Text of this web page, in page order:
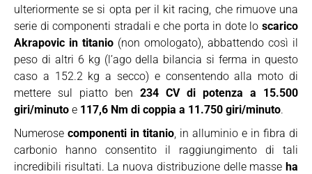
ulteriormente se si opta per il kit racing, che rimuove una
serie di componenti stradali e che porta in dote lo scarico
Akrapovic in titanio (non omologato), abbattendo così il
peso di altri 6 kg (l’ago della bilancia si ferma in questo
caso a 152.2 kg a secco) e consentendo alla moto di
mettere sul piatto ben 234 CV di potenza a 15.500
giri/minuto e 117,6 Nm di coppia a 11.750 giri/minuto.
Numerose componenti in titanio , in alluminio e in fibra di
carbonio hanno consentito il raggiungimento di tali
incredibili risultati. La nuova distribuzione delle masse ha